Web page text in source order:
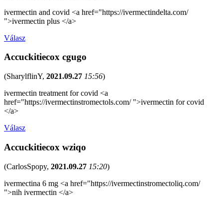
ivermectin and covid <a href="https://ivermectindelta.com/
">ivermectin plus </a>
Válasz
Accuckitiecox cgugo
(SharylflinY, 2021.09.27 15:56)
ivermectin treatment for covid <a
href="https://ivermectinstromectols.com/ ">ivermectin for covid
</a>
Válasz
Accuckitiecox wziqo
(CarlosSpopy, 2021.09.27 15:20)
ivermectina 6 mg <a href="https://ivermectinstromectoliq.com/
">nih ivermectin </a>